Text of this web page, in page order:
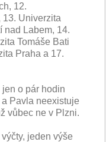
12.
Univerzita
nad Labem, 14.
Tomáše Bati
Praha a 17.
o pár hodin
Pavla neexistuje
vůbec ne v Plzni.
jeden výše